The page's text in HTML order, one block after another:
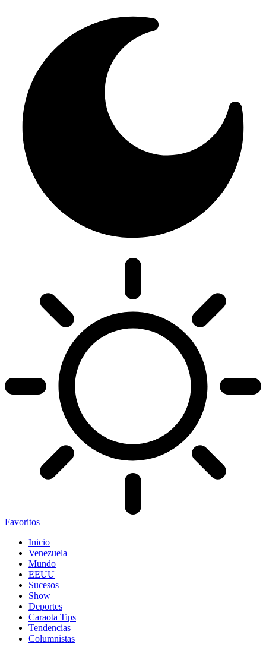
Favoritos
Inicio
Venezuela
Mundo
EEUU
Sucesos
Show
Deportes
Caraota Tips
Tendencias
Columnistas